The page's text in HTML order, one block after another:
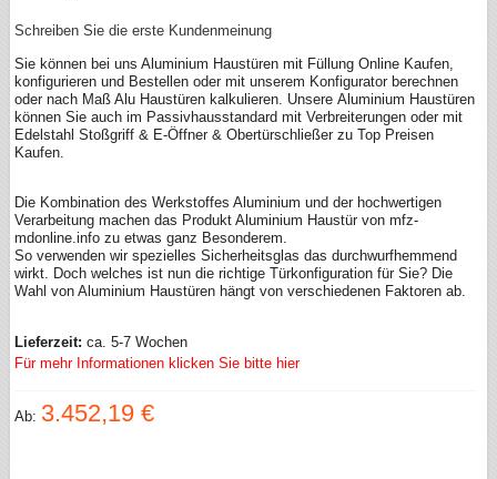
Schreiben Sie die erste Kundenmeinung
Sie können bei uns Aluminium Haustüren mit Füllung Online Kaufen,
konfigurieren und Bestellen oder mit unserem Konfigurator berechnen
oder nach Maß Alu Haustüren kalkulieren. Unsere Aluminium Haustüren
können Sie auch im Passivhausstandard mit Verbreiterungen oder mit
Edelstahl Stoßgriff & E-Öffner & Obertürschließer zu Top Preisen
Kaufen.
Die Kombination des Werkstoffes Aluminium und der hochwertigen
Verarbeitung machen das Produkt Aluminium Haustür von mfz-
mdonline.info zu etwas ganz Besonderem.
So verwenden wir spezielles Sicherheitsglas das durchwurfhemmend
wirkt. Doch welches ist nun die richtige Türkonfiguration für Sie? Die
Wahl von Aluminium Haustüren hängt von verschiedenen Faktoren ab.
Lieferzeit: ca. 5-7 Wochen
Für mehr Informationen klicken Sie bitte hier
Ab: 3.452,19 €